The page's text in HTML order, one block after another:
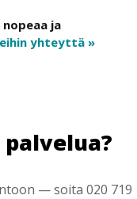
ja
yhteyttä »
— soita 020 719